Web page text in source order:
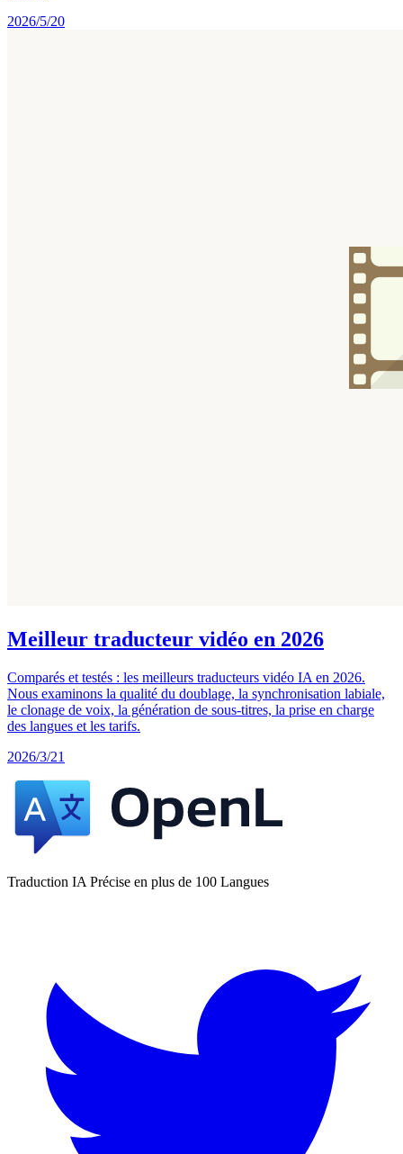
2026/5/20
Meilleur traducteur vidéo en 2026
Comparés et testés : les meilleurs traducteurs vidéo IA en 2026.
Nous examinons la qualité du doublage, la synchronisation labiale,
le clonage de voix, la génération de sous-titres, la prise en charge
des langues et les tarifs.
2026/3/21
Traduction IA Précise en plus de 100 Langues